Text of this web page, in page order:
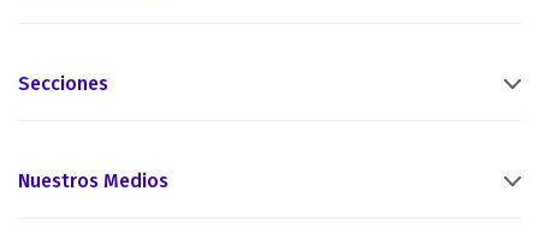
Secciones
Nuestros Medios